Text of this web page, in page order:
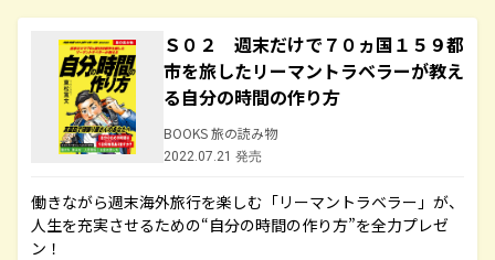
Ｓ０２ 週末だけで７０ヵ国１５９都
市を旅したリーマントラベラーが教え
る自分の時間の作り方
BOOKS 旅の読み物
2022.07.21 発売
働きながら週末海外旅行を楽しむ「リーマントラベラー」が、
人生を充実させるための“自分の時間の作り方”を全力プレゼ
ン！